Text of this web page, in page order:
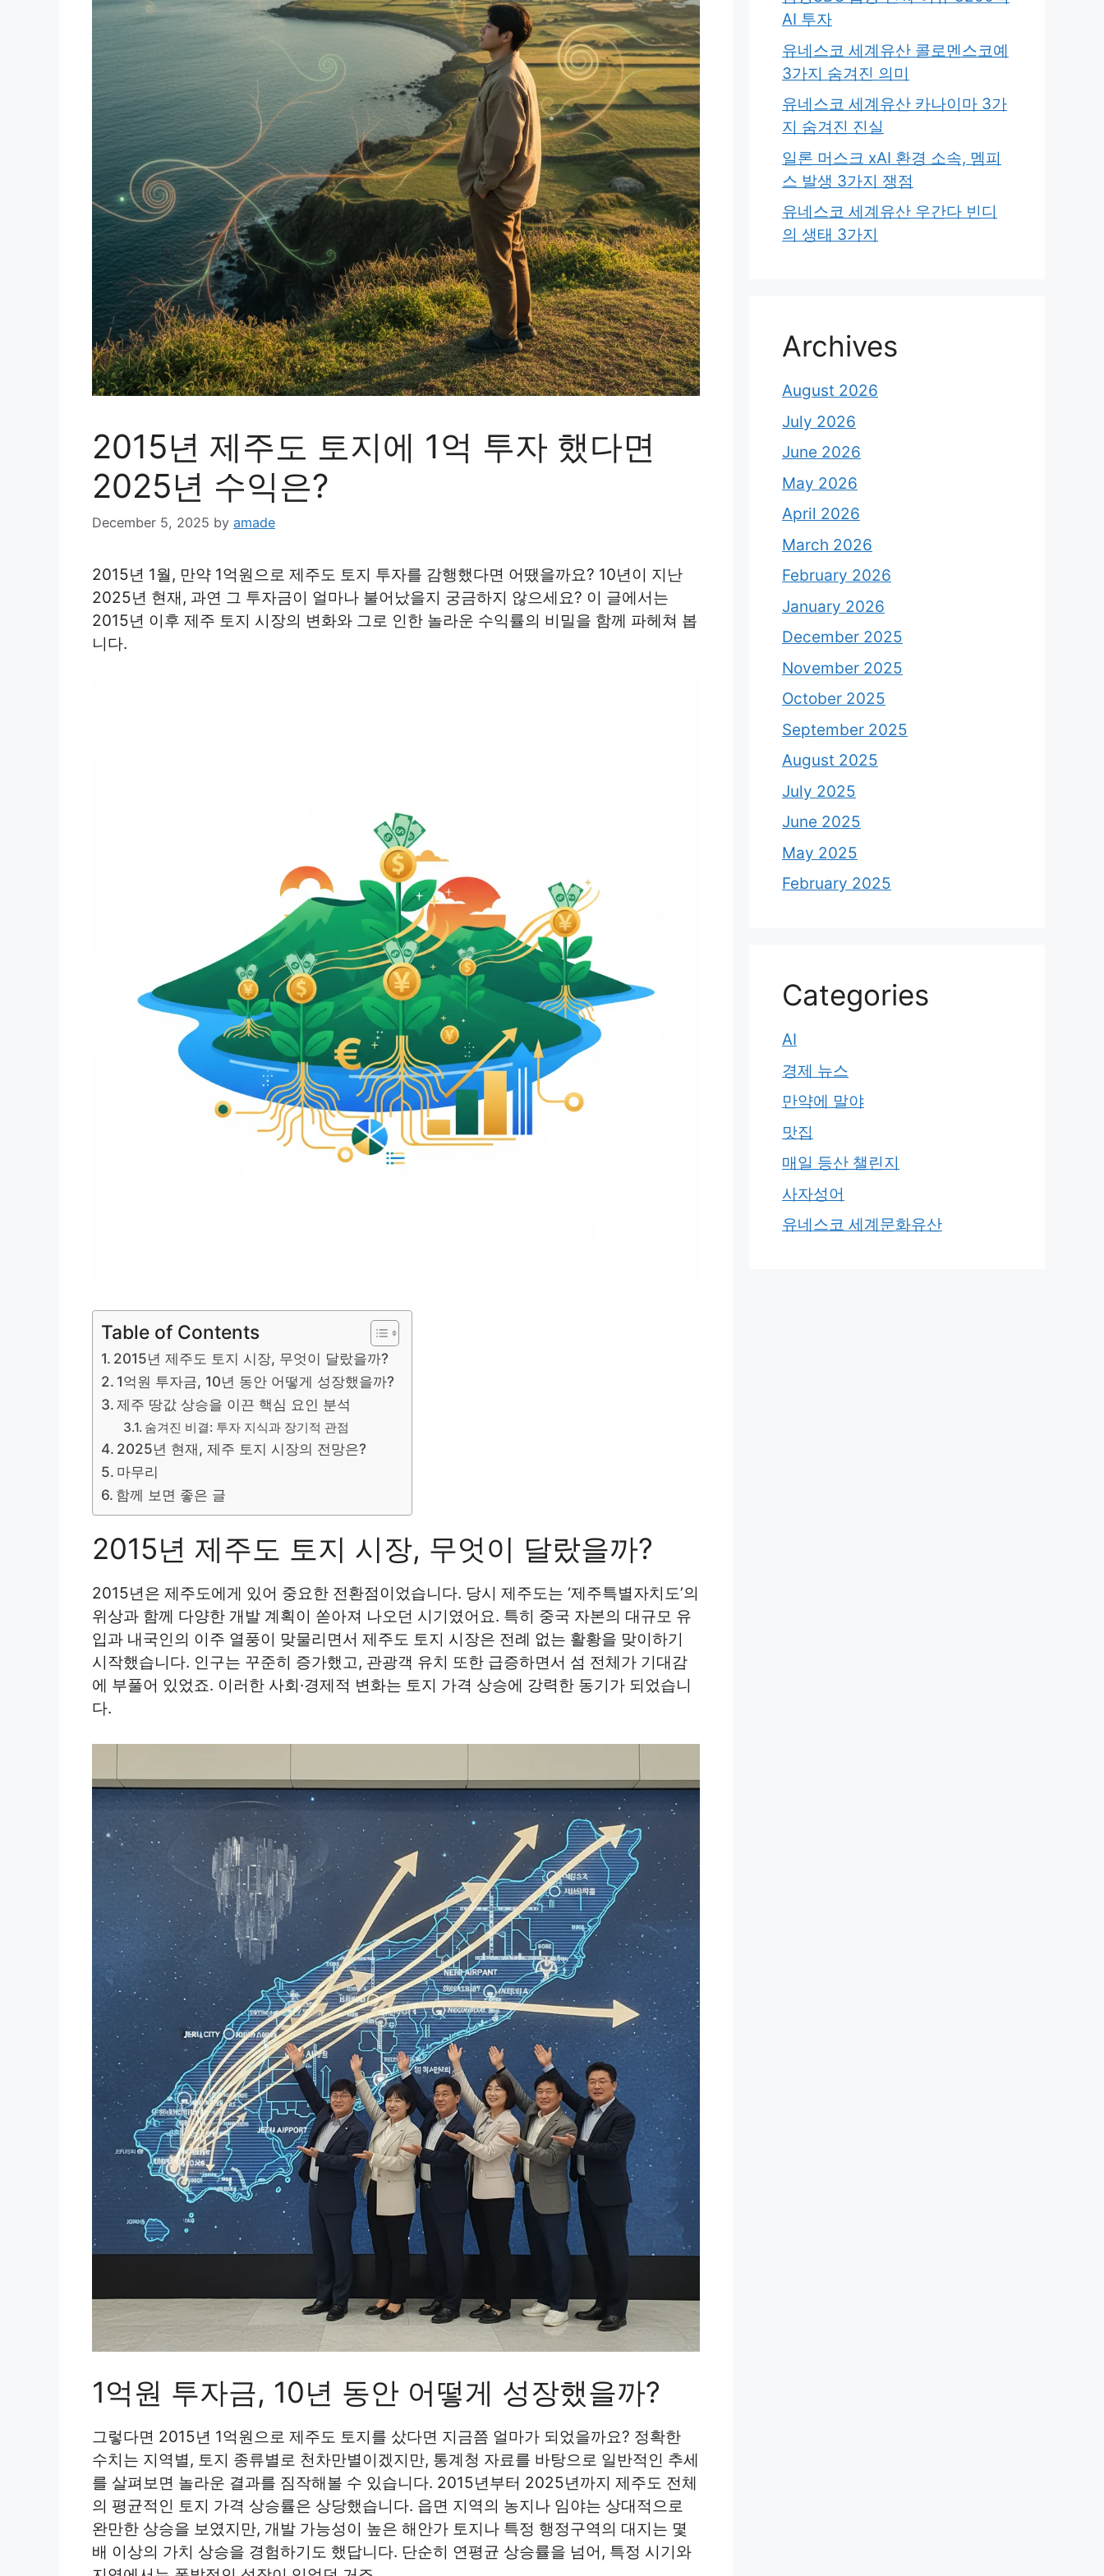
2015년 제주도 토지에 1억 투자 했다면
2025년 수익은?
December 5, 2025 by amade
2015년 1월, 만약 1억원으로 제주도 토지 투자를 감행했다면 어땠을까요? 10년이 지난
2025년 현재, 과연 그 투자금이 얼마나 불어났을지 궁금하지 않으세요? 이 글에서는
2015년 이후 제주 토지 시장의 변화와 그로 인한 놀라운 수익률의 비밀을 함께 파헤쳐 봅
니다.
Table of Contents
2015년 제주도 토지 시장, 무엇이 달랐을까?
1억원 투자금, 10년 동안 어떻게 성장했을까?
제주 땅값 상승을 이끈 핵심 요인 분석
숨겨진 비결: 투자 지식과 장기적 관점
2025년 현재, 제주 토지 시장의 전망은?
마무리
함께 보면 좋은 글
2015년 제주도 토지 시장, 무엇이 달랐을까?
2015년은 제주도에게 있어 중요한 전환점이었습니다. 당시 제주도는 ‘제주특별자치도’의
위상과 함께 다양한 개발 계획이 쏟아져 나오던 시기였어요. 특히 중국 자본의 대규모 유
입과 내국인의 이주 열풍이 맞물리면서 제주도 토지 시장은 전례 없는 활황을 맞이하기
시작했습니다. 인구는 꾸준히 증가했고, 관광객 유치 또한 급증하면서 섬 전체가 기대감
에 부풀어 있었죠. 이러한 사회·경제적 변화는 토지 가격 상승에 강력한 동기가 되었습니
다.
1억원 투자금, 10년 동안 어떻게 성장했을까?
그렇다면 2015년 1억원으로 제주도 토지를 샀다면 지금쯤 얼마가 되었을까요? 정확한
수치는 지역별, 토지 종류별로 천차만별이겠지만, 통계청 자료를 바탕으로 일반적인 추세
를 살펴보면 놀라운 결과를 짐작해볼 수 있습니다. 2015년부터 2025년까지 제주도 전체
의 평균적인 토지 가격 상승률은 상당했습니다. 읍면 지역의 농지나 임야는 상대적으로
완만한 상승을 보였지만, 개발 가능성이 높은 해안가 토지나 특정 행정구역의 대지는 몇
배 이상의 가치 상승을 경험하기도 했답니다. 단순히 연평균 상승률을 넘어, 특정 시기와
AI 투자
유네스코 세계유산 콜로멘스코예
3가지 숨겨진 의미
유네스코 세계유산 카나이마 3가
지 숨겨진 진실
일론 머스크 xAI 환경 소속, 멤피
스 발생 3가지 쟁점
유네스코 세계유산 우간다 빈디
의 생태 3가지
Archives
August 2026
July 2026
June 2026
May 2026
April 2026
March 2026
February 2026
January 2026
December 2025
November 2025
October 2025
September 2025
August 2025
July 2025
June 2025
May 2025
February 2025
Categories
AI
경제 뉴스
만약에 말야
맛집
매일 등산 챌린지
사자성어
유네스코 세계문화유산